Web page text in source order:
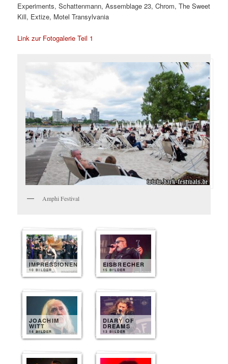
Experiments, Schattenmann, Assemblage 23, Chrom, The Sweet
Kill, Extize, Motel Transylvania
Link zur Fotogalerie Teil 1
Amphi Festival
IMPRESSIONEN
10 BILDER
EISBRECHER
15 BILDER
JOACHIM
WITT
14 BILDER
DIARY OF
DREAMS
13 BILDER